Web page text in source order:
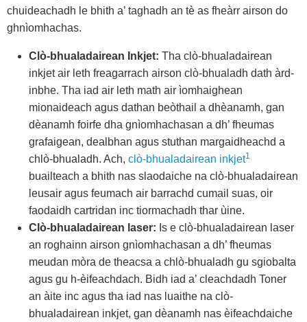
chuideachadh le bhith a’ taghadh an tè as fheàrr airson do
ghnìomhachas.
Clò-bhualadairean Inkjet: Tha clò-bhualadairean
inkjet air leth freagarrach airson clò-bhualadh dath àrd-
inbhe. Tha iad air leth math air ìomhaighean
mionaideach agus dathan beòthail a dhèanamh, gan
dèanamh foirfe dha gnìomhachasan a dh’ fheumas
grafaigean, dealbhan agus stuthan margaidheachd a
chlò-bhualadh. Ach, clò-bhualadairean inkjet1
buailteach a bhith nas slaodaiche na clò-bhualadairean
leusair agus feumach air barrachd cumail suas, oir
faodaidh cartridan inc tiormachadh thar ùine.
Clò-bhualadairean laser: Is e clò-bhualadairean laser
an roghainn airson gnìomhachasan a dh’ fheumas
meudan mòra de theacsa a chlò-bhualadh gu sgiobalta
agus gu h-èifeachdach. Bidh iad a’ cleachdadh Toner
an àite inc agus tha iad nas luaithe na clò-
bhualadairean inkjet, gan dèanamh nas èifeachdaiche